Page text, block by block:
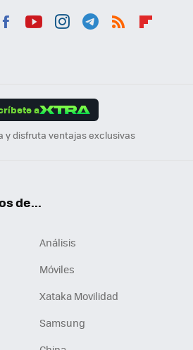
a
y disfruta ventajas exclusivas
de...
Análisis
Móviles
Xataka Movilidad
Samsung